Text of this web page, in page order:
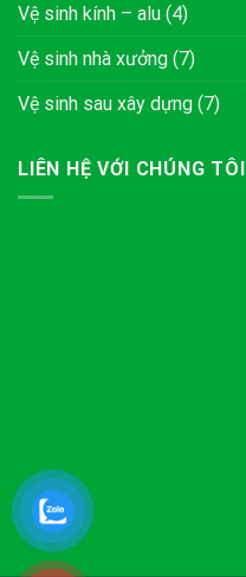
Vệ sinh kính – alu (4)
Vệ sinh nhà xưởng (7)
Vệ sinh sau xây dựng (7)
LIÊN HỆ VỚI CHÚNG TÔI